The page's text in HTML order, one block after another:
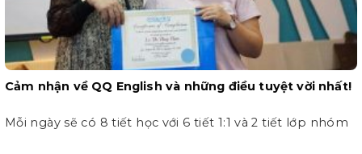
Cảm nhận về QQ English và những điều tuyệt vời nhất!
Mỗi ngày sẽ có 8 tiết học với 6 tiết 1:1 và 2 tiết lớp nhóm